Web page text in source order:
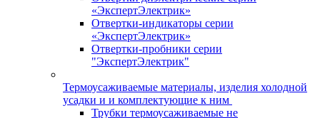
«ЭкспертЭлектрик»
Отвертки-индикаторы серии
«ЭкспертЭлектрик»
Отвертки-пробники серии
"ЭкспертЭлектрик"
Термоусаживаемые материалы, изделия холодной
усадки и и комплектующие к ним
Трубки термоусаживаемые не